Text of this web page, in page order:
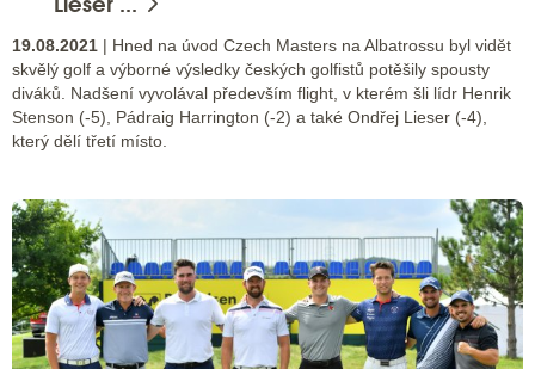
19.08.2021 | Hned na úvod Czech Masters na Albatrossu byl vidět
skvělý golf a výborné výsledky českých golfistů potěšily spousty
diváků. Nadšení vyvolával především flight, v kterém šli lídr Henrik
Stenson (-5), Pádraig Harrington (-2) a také Ondřej Lieser (-4),
který dělí třetí místo.